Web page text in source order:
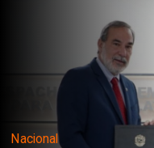
Nacional